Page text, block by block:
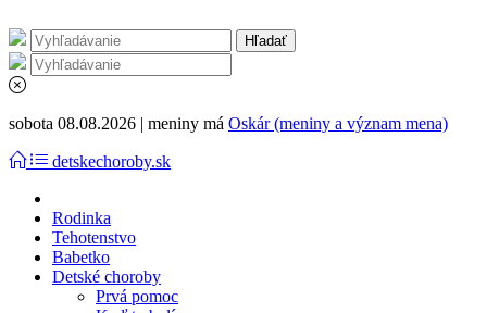
sobota 08.08.2026 | meniny má Oskár (meniny a význam mena)
detskechoroby.sk
Rodinka
Tehotenstvo
Babetko
Detské choroby
Prvá pomoc